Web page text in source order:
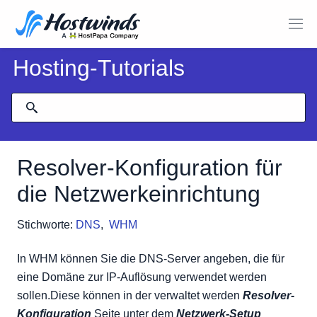
Hosting-Tutorials
Resolver-Konfiguration für
die Netzwerkeinrichtung
Stichworte: DNS, WHM
In WHM können Sie die DNS-Server angeben, die für
eine Domäne zur IP-Auflösung verwendet werden
sollen.Diese können in der verwaltet werden Resolver-
Konfiguration Seite unter dem Netzwerk-Setup